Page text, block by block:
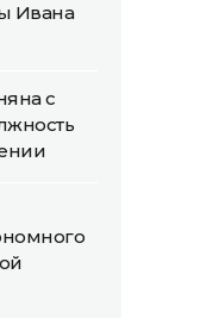
Ивана
с